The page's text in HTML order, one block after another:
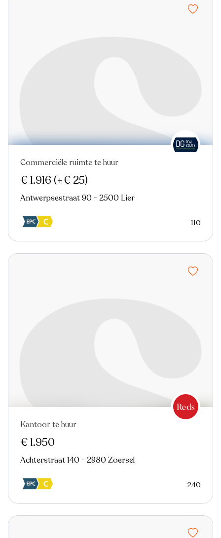
Commerciële ruimte te huur
€ 1.916 (+€ 25)
Antwerpsestraat 90 - 2500 Lier
110
Kantoor te huur
€ 1.950
Achterstraat 140 - 2980 Zoersel
240